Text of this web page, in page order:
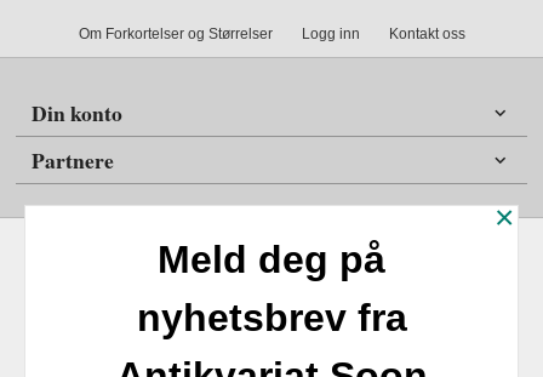
Om Forkortelser og Størrelser Logg inn Kontakt oss
Din konto
Partnere
Kjøpsbetingelser Sikkerhet og personvern
Nyhetsbrev
×
Meld deg på
nyhetsbrev fra